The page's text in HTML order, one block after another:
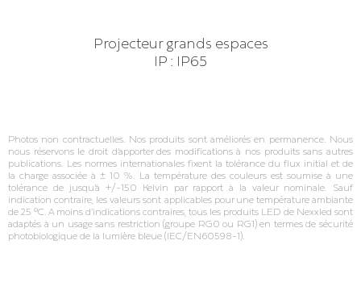
Projecteur grands espaces
IP : IP65
Photos non contractuelles. Nos produits sont améliorés en permanence. Nous
nous réservons le droit d’apporter des modifications à nos produits sans autres
publications. Les normes internationales fixent la tolérance du flux initial et de
la charge associée à ± 10 %. La température des couleurs est soumise à une
tolérance de jusqu’à +/‐150 Kelvin par rapport à la valeur nominale. Sauf
indication contraire, les valeurs sont applicables pour une température ambiante
de 25 °C. A moins d’indications contraires, tous les produits LED de Nexxled sont
adaptés à un usage sans restriction (groupe RG0 ou RG1) en termes de sécurité
photobiologique de la lumière bleue (IEC/EN60598‐1).